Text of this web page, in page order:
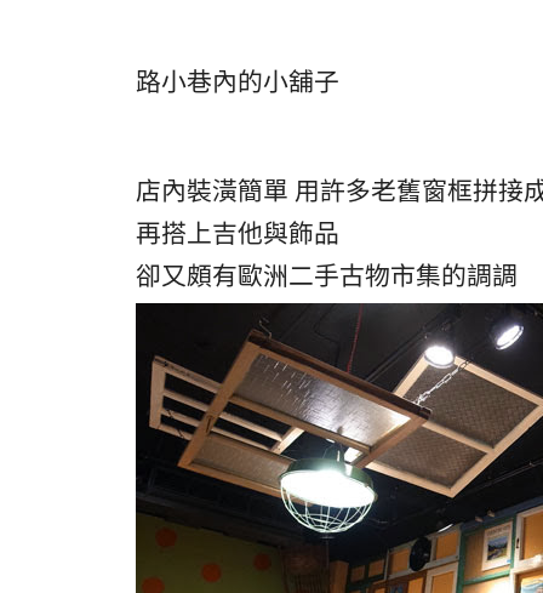
路小巷內的小舖子
店內裝潢簡單 用許多老舊窗框拼接
再搭上吉他與飾品
卻又頗有歐洲二手古物市集的調調